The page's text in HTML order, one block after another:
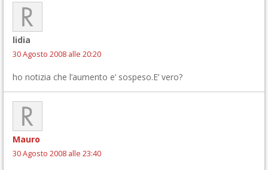
lidia
30 Agosto 2008 alle 20:20
ho notizia che l’aumento e’ sospeso.E’ vero?
Mauro
30 Agosto 2008 alle 23:40